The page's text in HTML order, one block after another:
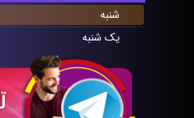
شنبه
یک شنبه